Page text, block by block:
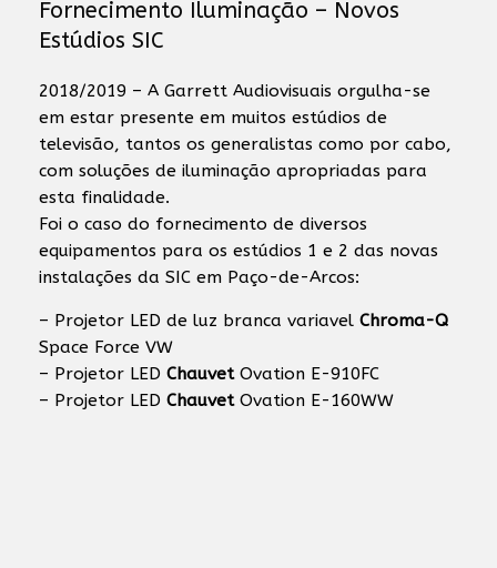
Fornecimento Iluminação – Novos
Estúdios SIC
2018/2019 – A Garrett Audiovisuais orgulha-se
em estar presente em muitos estúdios de
televisão, tantos os generalistas como por cabo,
com soluções de iluminação apropriadas para
esta finalidade.
Foi o caso do fornecimento de diversos
equipamentos para os estúdios 1 e 2 das novas
instalações da SIC em Paço-de-Arcos:
– Projetor LED de luz branca variavel Chroma-Q
Space Force VW
– Projetor LED Chauvet Ovation E-910FC
– Projetor LED ChauvetOvation E-160WW